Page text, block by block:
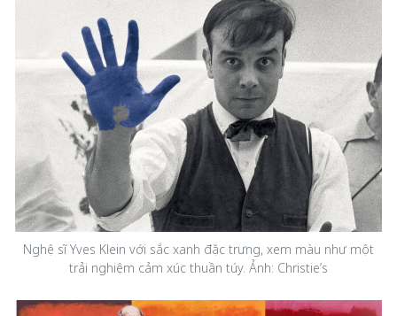
Nghệ sĩ Yves Klein với sắc xanh đặc trưng, xem màu như một
trải nghiệm cảm xúc thuần túy. Ảnh: Christie’s